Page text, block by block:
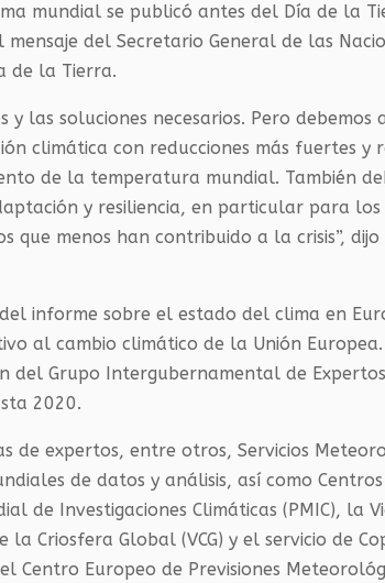
mundial se publicó antes del Día de la
del Secretario General de las
de la Tierra.
y las soluciones necesarios. Pero debemos
climática con reducciones más fuertes y
de la temperatura mundial. También
y resiliencia, en particular para los
que menos han contribuido a la crisis”,
informe sobre el estado del clima en
al cambio climático de la Unión Europea.
del Grupo Intergubernamental de
2020.
de expertos, entre otros, Servicios
de datos y análisis, así como Centros
de Investigaciones Climáticas (PMIC), la
Criosfera Global (VCG) y el servicio de
Europeo de Previsiones